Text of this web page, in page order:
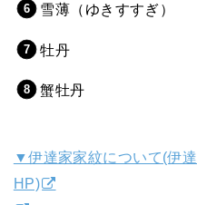
雪薄（ゆきすすぎ）
牡丹
蟹牡丹
▼伊達家家紋について(伊
HP)